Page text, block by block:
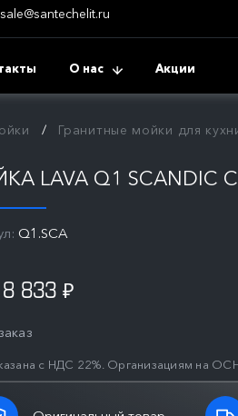
sale@santechelit.ru
О нас Акции
Гранитные мойки для
LAVA Q1 SCANDIC
Q1.SCA
8 833 ₽
с НДС 22%. Организациям на